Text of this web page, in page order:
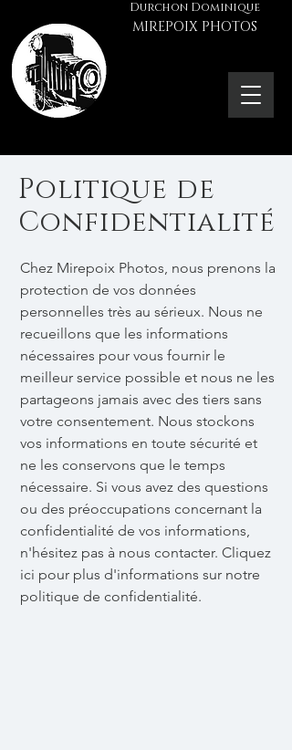
MIREPOIX PHOTOS
Durchon Dominique
Politique de
Confidentialité
Chez Mirepoix Photos, nous prenons la
protection de vos données
personnelles très au sérieux. Nous ne
recueillons que les informations
nécessaires pour vous fournir le
meilleur service possible et nous ne les
partageons jamais avec des tiers sans
votre consentement. Nous stockons
vos informations en toute sécurité et
ne les conservons que le temps
nécessaire. Si vous avez des questions
ou des préoccupations concernant la
confidentialité de vos informations,
n'hésitez pas à nous contacter. Cliquez
ici pour plus d'informations sur notre
politique de confidentialité.